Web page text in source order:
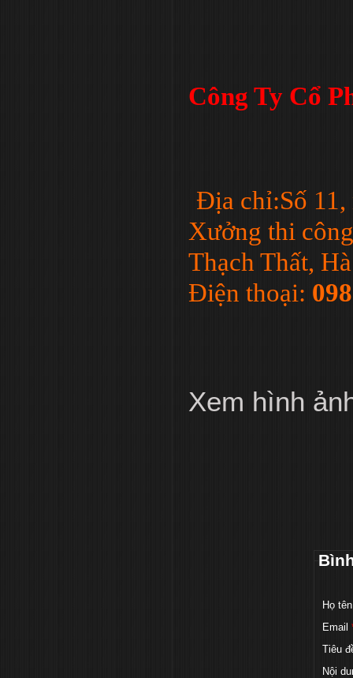
Công Ty Cổ
Địa chỉ:Số 11,
Xưởng thi
Thạch Thất,
Điện thoại:
Xem hình
Họ tên
Email
Tiêu
Nội